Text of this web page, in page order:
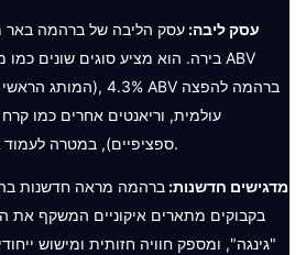
עסק ליבה:עסק הליבה של ברהמה באר
עולמית, וריאנטים אחרים כמו
ספציפיים), במטרה לעמוד בהעדפות צרכנים מגוונות.
מדגישים חדשנות:ברהמה מראה חדשנות
בקבוקים מתארים איקוניים המשקף את
"גינגה", ומספק חוויה חזותית ומישוש